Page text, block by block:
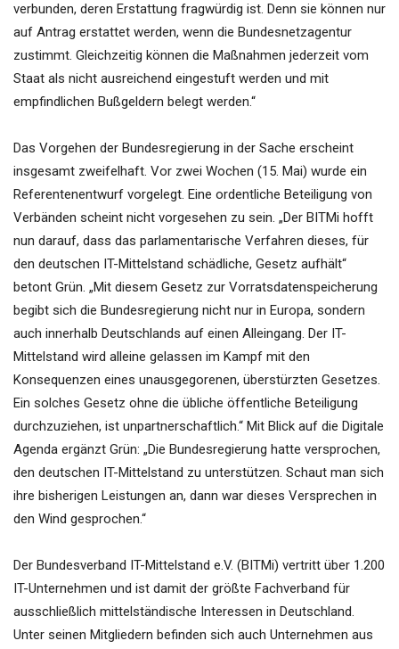
verbunden, deren Erstattung fragwürdig ist. Denn sie können nur
auf Antrag erstattet werden, wenn die Bundesnetzagentur
zustimmt. Gleichzeitig können die Maßnahmen jederzeit vom
Staat als nicht ausreichend eingestuft werden und mit
empfindlichen Bußgeldern belegt werden.“
Das Vorgehen der Bundesregierung in der Sache erscheint
insgesamt zweifelhaft. Vor zwei Wochen (15. Mai) wurde ein
Referentenentwurf vorgelegt. Eine ordentliche Beteiligung von
Verbänden scheint nicht vorgesehen zu sein. „Der BITMi hofft
nun darauf, dass das parlamentarische Verfahren dieses, für
den deutschen IT-Mittelstand schädliche, Gesetz aufhält“
betont Grün. „Mit diesem Gesetz zur Vorratsdatenspeicherung
begibt sich die Bundesregierung nicht nur in Europa, sondern
auch innerhalb Deutschlands auf einen Alleingang. Der IT-
Mittelstand wird alleine gelassen im Kampf mit den
Konsequenzen eines unausgegorenen, überstürzten Gesetzes.
Ein solches Gesetz ohne die übliche öffentliche Beteiligung
durchzuziehen, ist unpartnerschaftlich.“ Mit Blick auf die Digitale
Agenda ergänzt Grün: „Die Bundesregierung hatte versprochen,
den deutschen IT-Mittelstand zu unterstützen. Schaut man sich
ihre bisherigen Leistungen an, dann war dieses Versprechen in
den Wind gesprochen.“
Der Bundesverband IT-Mittelstand e.V. (BITMi) vertritt über 1.200
IT-Unternehmen und ist damit der größte Fachverband für
ausschließlich mittelständische Interessen in Deutschland.
Unter seinen Mitgliedern befinden sich auch Unternehmen aus